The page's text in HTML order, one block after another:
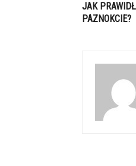
JAK
PAZNOKCIE?